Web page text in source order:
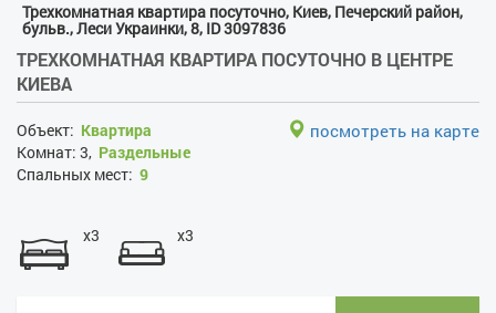
Трехкомнатная квартира посуточно, Киев, Печерский район,
бульв., Леси Украинки, 8, ID 3097836
ТРЕХКОМНАТНАЯ КВАРТИРА ПОСУТОЧНО В ЦЕНТРЕ
КИЕВА
Объект: Квартира
Комнат: 3, Раздельные
Спальных мест: 9
посмотреть на карте
x3 x3